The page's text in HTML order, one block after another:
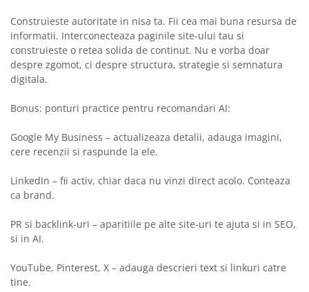
Construieste autoritate in nisa ta. Fii cea mai buna resursa de
informatii. Interconecteaza paginile site-ului tau si
construieste o retea solida de continut. Nu e vorba doar
despre zgomot, ci despre structura, strategie si semnatura
digitala.
Bonus: ponturi practice pentru recomandari AI:
Google My Business – actualizeaza detalii, adauga imagini,
cere recenzii si raspunde la ele.
LinkedIn – fii activ, chiar daca nu vinzi direct acolo. Conteaza
ca brand.
PR si backlink-uri – aparitiile pe alte site-uri te ajuta si in SEO,
si in AI.
YouTube, Pinterest, X – adauga descrieri text si linkuri catre
tine.